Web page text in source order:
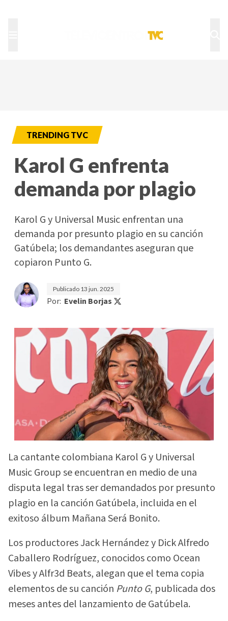
TRENDING TVC
Karol G enfrenta
demanda por plagio
Karol G y Universal Music enfrentan una
demanda por presunto plagio en su canción
Gatúbela; los demandantes aseguran que
copiaron Punto G.
Publicado 13 jun. 2025
Por: Evelin Borjas
La cantante colombiana Karol G y Universal
Music Group se encuentran en medio de una
disputa legal tras ser demandados por presunto
plagio en la canción Gatúbela, incluida en el
exitoso álbum Mañana Será Bonito.
Los productores Jack Hernández y Dick Alfredo
Caballero Rodríguez, conocidos como Ocean
Vibes y Alfr3d Beats, alegan que el tema copia
elementos de su canción Punto G, publicada dos
meses antes del lanzamiento de Gatúbela.